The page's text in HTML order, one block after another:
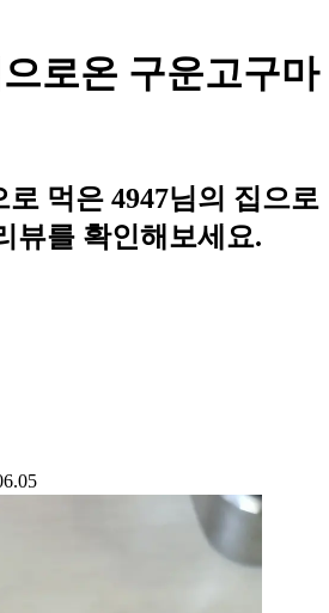
로온 구운고구마
먹은 4947님의 집으로
뷰를 확인해보세요.